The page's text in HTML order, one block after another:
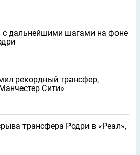
с дальнейшими шагами на фоне
рекордный трансфер,
Сити»
трансфера Родри в «Реал»,